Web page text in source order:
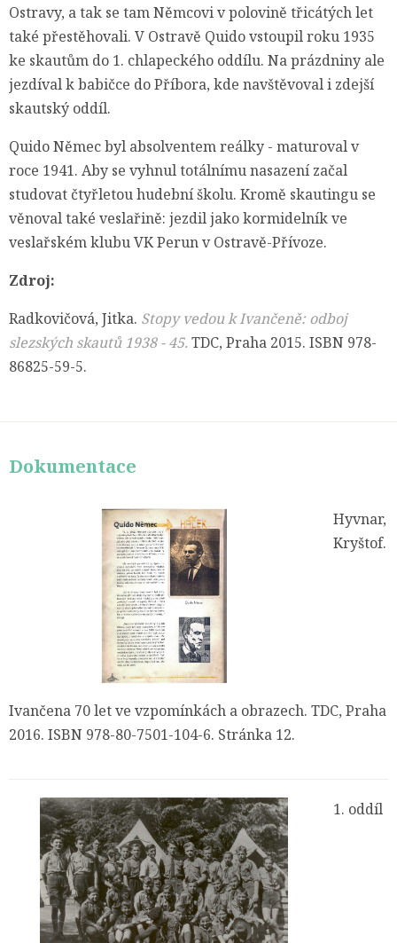
Ostravy, a tak se tam Němcovi v polovině třicátých let
také přestěhovali. V Ostravě Quido vstoupil roku 1935
ke skautům do 1. chlapeckého oddílu. Na prázdniny ale
jezdíval k babičce do Příbora, kde navštěvoval i zdejší
skautský oddíl.
Quido Němec byl absolventem reálky - maturoval v
roce 1941. Aby se vyhnul totálnímu nasazení začal
studovat čtyřletou hudební školu. Kromě skautingu se
věnoval také veslařině: jezdil jako kormidelník ve
veslařském klubu VK Perun v Ostravě-Přívoze.
Zdroj:
Radkovičová, Jitka. Stopy vedou k Ivančeně: odboj
slezských skautů 1938 - 45. TDC, Praha 2015. ISBN 978-
86825-59-5.
Dokumentace
Hyvnar,
Kryštof.
Ivančena 70 let ve vzpomínkách a obrazech. TDC, Praha
2016. ISBN 978-80-7501-104-6. Stránka 12.
1. oddíl